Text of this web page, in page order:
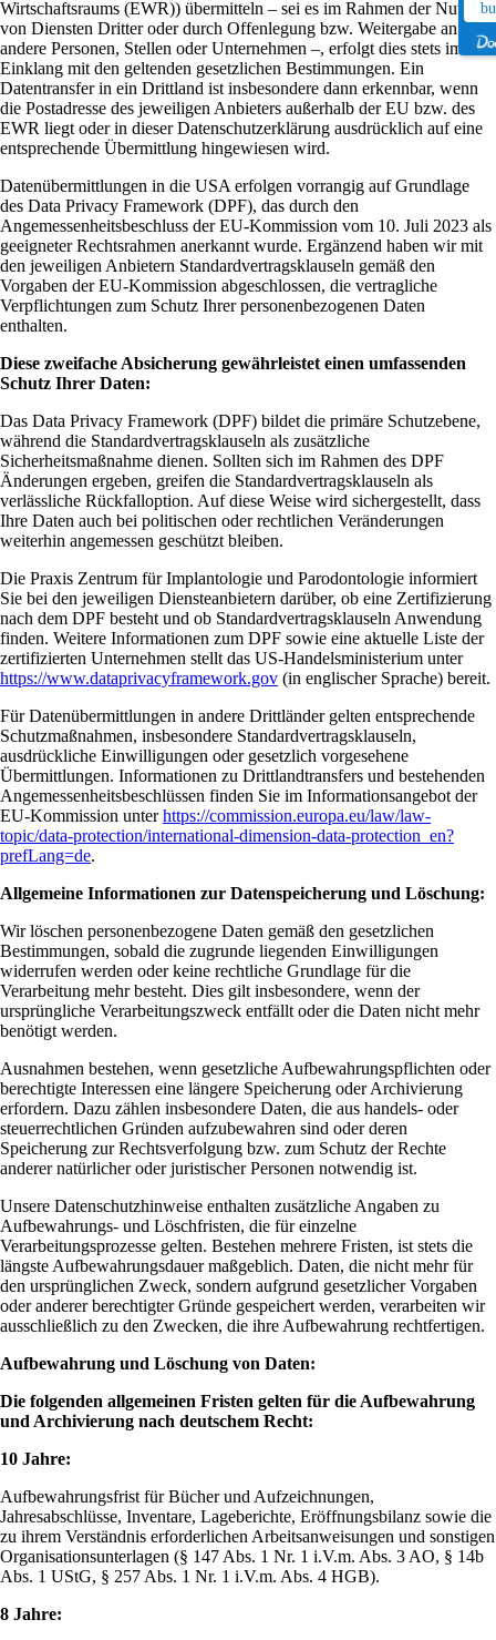
Wirtschaftsraums (EWR)) übermitteln – sei es im Rahmen der Nutzung
von Diensten Dritter oder durch Offenlegung bzw. Weitergabe an
andere Personen, Stellen oder Unternehmen –, erfolgt dies stets im
Einklang mit den geltenden gesetzlichen Bestimmungen. Ein
Datentransfer in ein Drittland ist insbesondere dann erkennbar, wenn
die Postadresse des jeweiligen Anbieters außerhalb der EU bzw. des
EWR liegt oder in dieser Datenschutzerklärung ausdrücklich auf eine
entsprechende Übermittlung hingewiesen wird.
Datenübermittlungen in die USA erfolgen vorrangig auf Grundlage
des Data Privacy Framework (DPF), das durch den
Angemessenheitsbeschluss der EU-Kommission vom 10. Juli 2023 als
geeigneter Rechtsrahmen anerkannt wurde. Ergänzend haben wir mit
den jeweiligen Anbietern Standardvertragsklauseln gemäß den
Vorgaben der EU-Kommission abgeschlossen, die vertragliche
Verpflichtungen zum Schutz Ihrer personenbezogenen Daten
enthalten.
Diese zweifache Absicherung gewährleistet einen umfassenden
Schutz Ihrer Daten:
Das Data Privacy Framework (DPF) bildet die primäre Schutzebene,
während die Standardvertragsklauseln als zusätzliche
Sicherheitsmaßnahme dienen. Sollten sich im Rahmen des DPF
Änderungen ergeben, greifen die Standardvertragsklauseln als
verlässliche Rückfalloption. Auf diese Weise wird sichergestellt, dass
Ihre Daten auch bei politischen oder rechtlichen Veränderungen
weiterhin angemessen geschützt bleiben.
Die Praxis Zentrum für Implantologie und Parodontologie informiert
Sie bei den jeweiligen Diensteanbietern darüber, ob eine Zertifizierung
nach dem DPF besteht und ob Standardvertragsklauseln Anwendung
finden. Weitere Informationen zum DPF sowie eine aktuelle Liste der
zertifizierten Unternehmen stellt das US-Handelsministerium unter
https://www.dataprivacyframework.gov (in englischer Sprache) bereit.
Für Datenübermittlungen in andere Drittländer gelten entsprechende
Schutzmaßnahmen, insbesondere Standardvertragsklauseln,
ausdrückliche Einwilligungen oder gesetzlich vorgesehene
Übermittlungen. Informationen zu Drittlandtransfers und bestehenden
Angemessenheitsbeschlüssen finden Sie im Informationsangebot der
EU-Kommission unterhttps://commission.europa.eu/law/law-
topic/data-protection/international-dimension-data-protection_en?
prefLang=de.
Allgemeine Informationen zur Datenspeicherung und Löschung:
Wir löschen personenbezogene Daten gemäß den gesetzlichen
Bestimmungen, sobald die zugrunde liegenden Einwilligungen
widerrufen werden oder keine rechtliche Grundlage für die
Verarbeitung mehr besteht. Dies gilt insbesondere, wenn der
ursprüngliche Verarbeitungszweck entfällt oder die Daten nicht mehr
benötigt werden.
Ausnahmen bestehen, wenn gesetzliche Aufbewahrungspflichten oder
berechtigte Interessen eine längere Speicherung oder Archivierung
erfordern. Dazu zählen insbesondere Daten, die aus handels- oder
steuerrechtlichen Gründen aufzubewahren sind oder deren
Speicherung zur Rechtsverfolgung bzw. zum Schutz der Rechte
anderer natürlicher oder juristischer Personen notwendig ist.
Unsere Datenschutzhinweise enthalten zusätzliche Angaben zu
Aufbewahrungs- und Löschfristen, die für einzelne
Verarbeitungsprozesse gelten. Bestehen mehrere Fristen, ist stets die
längste Aufbewahrungsdauer maßgeblich. Daten, die nicht mehr für
den ursprünglichen Zweck, sondern aufgrund gesetzlicher Vorgaben
oder anderer berechtigter Gründe gespeichert werden, verarbeiten wir
ausschließlich zu den Zwecken, die ihre Aufbewahrung rechtfertigen.
Aufbewahrung und Löschung von Daten:
Die folgenden allgemeinen Fristen gelten für die Aufbewahrung
und Archivierung nach deutschem Recht:
10 Jahre:
Aufbewahrungsfrist für Bücher und Aufzeichnungen,
Jahresabschlüsse, Inventare, Lageberichte, Eröffnungsbilanz sowie die
zu ihrem Verständnis erforderlichen Arbeitsanweisungen und sonstigen
Organisationsunterlagen (§ 147 Abs. 1 Nr. 1 i.V.m. Abs. 3 AO, § 14b
Abs. 1 UStG, § 257 Abs. 1 Nr. 1 i.V.m. Abs. 4 HGB).
8 Jahre: